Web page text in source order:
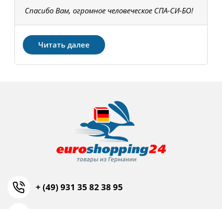
Спасибо Вам, огромное человеческое СПА-СИ-БО!
Читать далее
+ (49) 931 35 82 38 95